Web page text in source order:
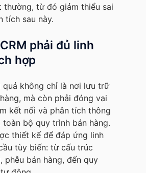
thường, từ đó giảm thiểu sai
tích sau này.
phải đủ linh
hợp
quả không chỉ là nơi lưu trữ
mà còn phải đóng vai
kết nối và phân tích thông
bộ quy trình bán hàng.
thiết kế để đáp ứng linh
tùy biến: từ cấu trúc
phễu bán hàng, đến quy